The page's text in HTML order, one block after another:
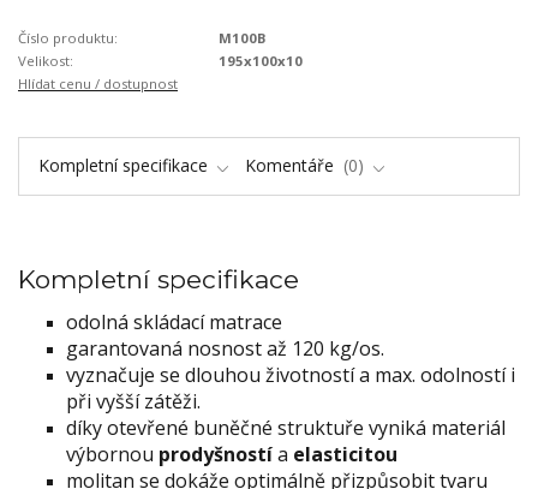
Číslo produktu:
M100B
Velikost:
195x100x10
Hlídat cenu / dostupnost
Kompletní specifikace Komentáře 0
Kompletní specifikace
odolná skládací matrace
garantovaná nosnost až 120 kg/os.
vyznačuje se dlouhou životností a max. odolností i
při vyšší zátěži.
díky otevřené buněčné struktuře vyniká materiál
výbornou prodyšnostía elasticitou
molitan se dokáže optimálně přizpůsobit tvaru